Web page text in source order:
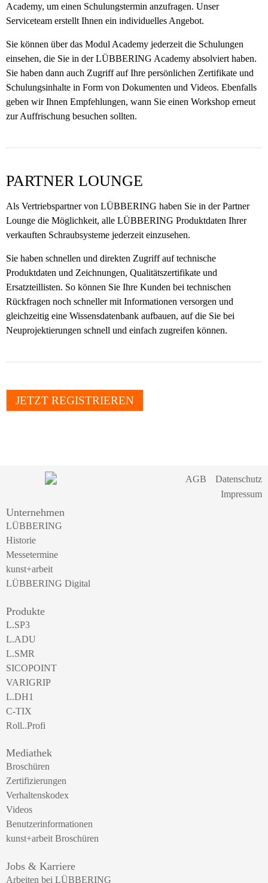
Academy, um einen Schulungstermin anzufragen. Unser
Serviceteam erstellt Ihnen ein individuelles Angebot.
Sie können über das Modul Academy jederzeit die Schulungen
einsehen, die Sie in der LÜBBERING Academy absolviert haben.
Sie haben dann auch Zugriff auf Ihre persönlichen Zertifikate und
Schulungsinhalte in Form von Dokumenten und Videos. Ebenfalls
geben wir Ihnen Empfehlungen, wann Sie einen Workshop erneut
zur Auffrischung besuchen sollten.
PARTNER LOUNGE
Als Vertriebspartner von LÜBBERING haben Sie in der Partner
Lounge die Möglichkeit, alle LÜBBERING Produktdaten Ihrer
verkauften Schraubsysteme jederzeit einzusehen.
Sie haben schnellen und direkten Zugriff auf technische
Produktdaten und Zeichnungen, Qualitätszertifikate und
Ersatzteillisten. So können Sie Ihre Kunden bei technischen
Rückfragen noch schneller mit Informationen versorgen und
gleichzeitig eine Wissensdatenbank aufbauen, auf die Sie bei
Neuprojektierungen schnell und einfach zugreifen können.
JETZT REGISTRIEREN
AGB
Datenschutz
Impressum
Unternehmen
LÜBBERING
Historie
Messetermine
kunst+arbeit
LÜBBERING Digital
Produkte
L.SP3
L.ADU
L.SMR
SICOPOINT
VARIGRIP
L.DH1
C-TIX
Roll..Profi
Mediathek
Broschüren
Zertifizierungen
Verhaltenskodex
Videos
Benutzerinformationen
kunst+arbeit Broschüren
Jobs & Karriere
Arbeiten bei LÜBBERING